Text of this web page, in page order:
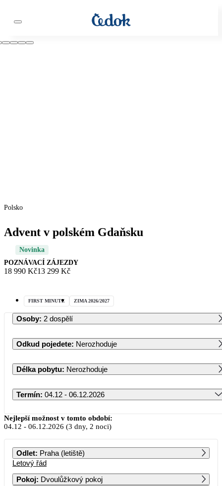
Polsko
Advent v polském Gdaňsku
Novinka
POZNÁVACÍ ZÁJEZDY
18 990 Kč13 299 Kč
FIRST MINUTE ZIMA 2026/2027
Osoby: 2 dospělí
Odkud pojedete: Nerozhoduje
Délka pobytu: Nerozhoduje
Termín: 04.12 - 06.12.2026
Prosinec 2026
PO ÚT ST ČT PÁ SO NE
13 299
Nejlepší možnost v tomto období:
04.12 - 06.12.2026 (3 dny, 2 noci)
Odlet: Praha (letiště)
Letový řád
Pokoj: Dvoulůžkový pokoj